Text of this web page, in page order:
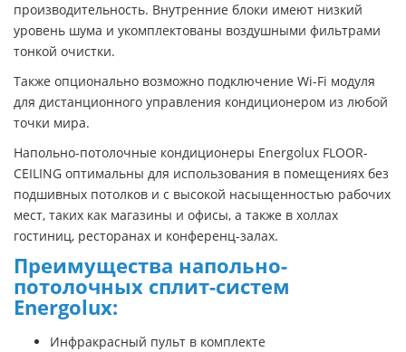
производительность. Внутренние блоки имеют низкий
уровень шума и укомплектованы воздушными фильтрами
тонкой очистки.
Также опционально возможно подключение Wi-Fi модуля
для дистанционного управления кондиционером из любой
точки мира.
Напольно-потолочные кондиционеры Energolux FLOOR-
CEILING оптимальны для использования в помещениях без
подшивных потолков и с высокой насыщенностью рабочих
мест, таких как магазины и офисы, а также в холлах
гостиниц, ресторанах и конференц-залах.
Преимущества напольно-
потолочных сплит-систем
Energolux:
Инфракрасный пульт в комплекте